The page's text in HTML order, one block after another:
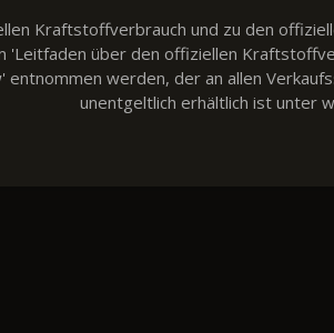
Kraftstoffverbrauch und zu den
'Leitfaden über den offiziellen
werden, der an allen
unentgeltlich erhältlich ist unter